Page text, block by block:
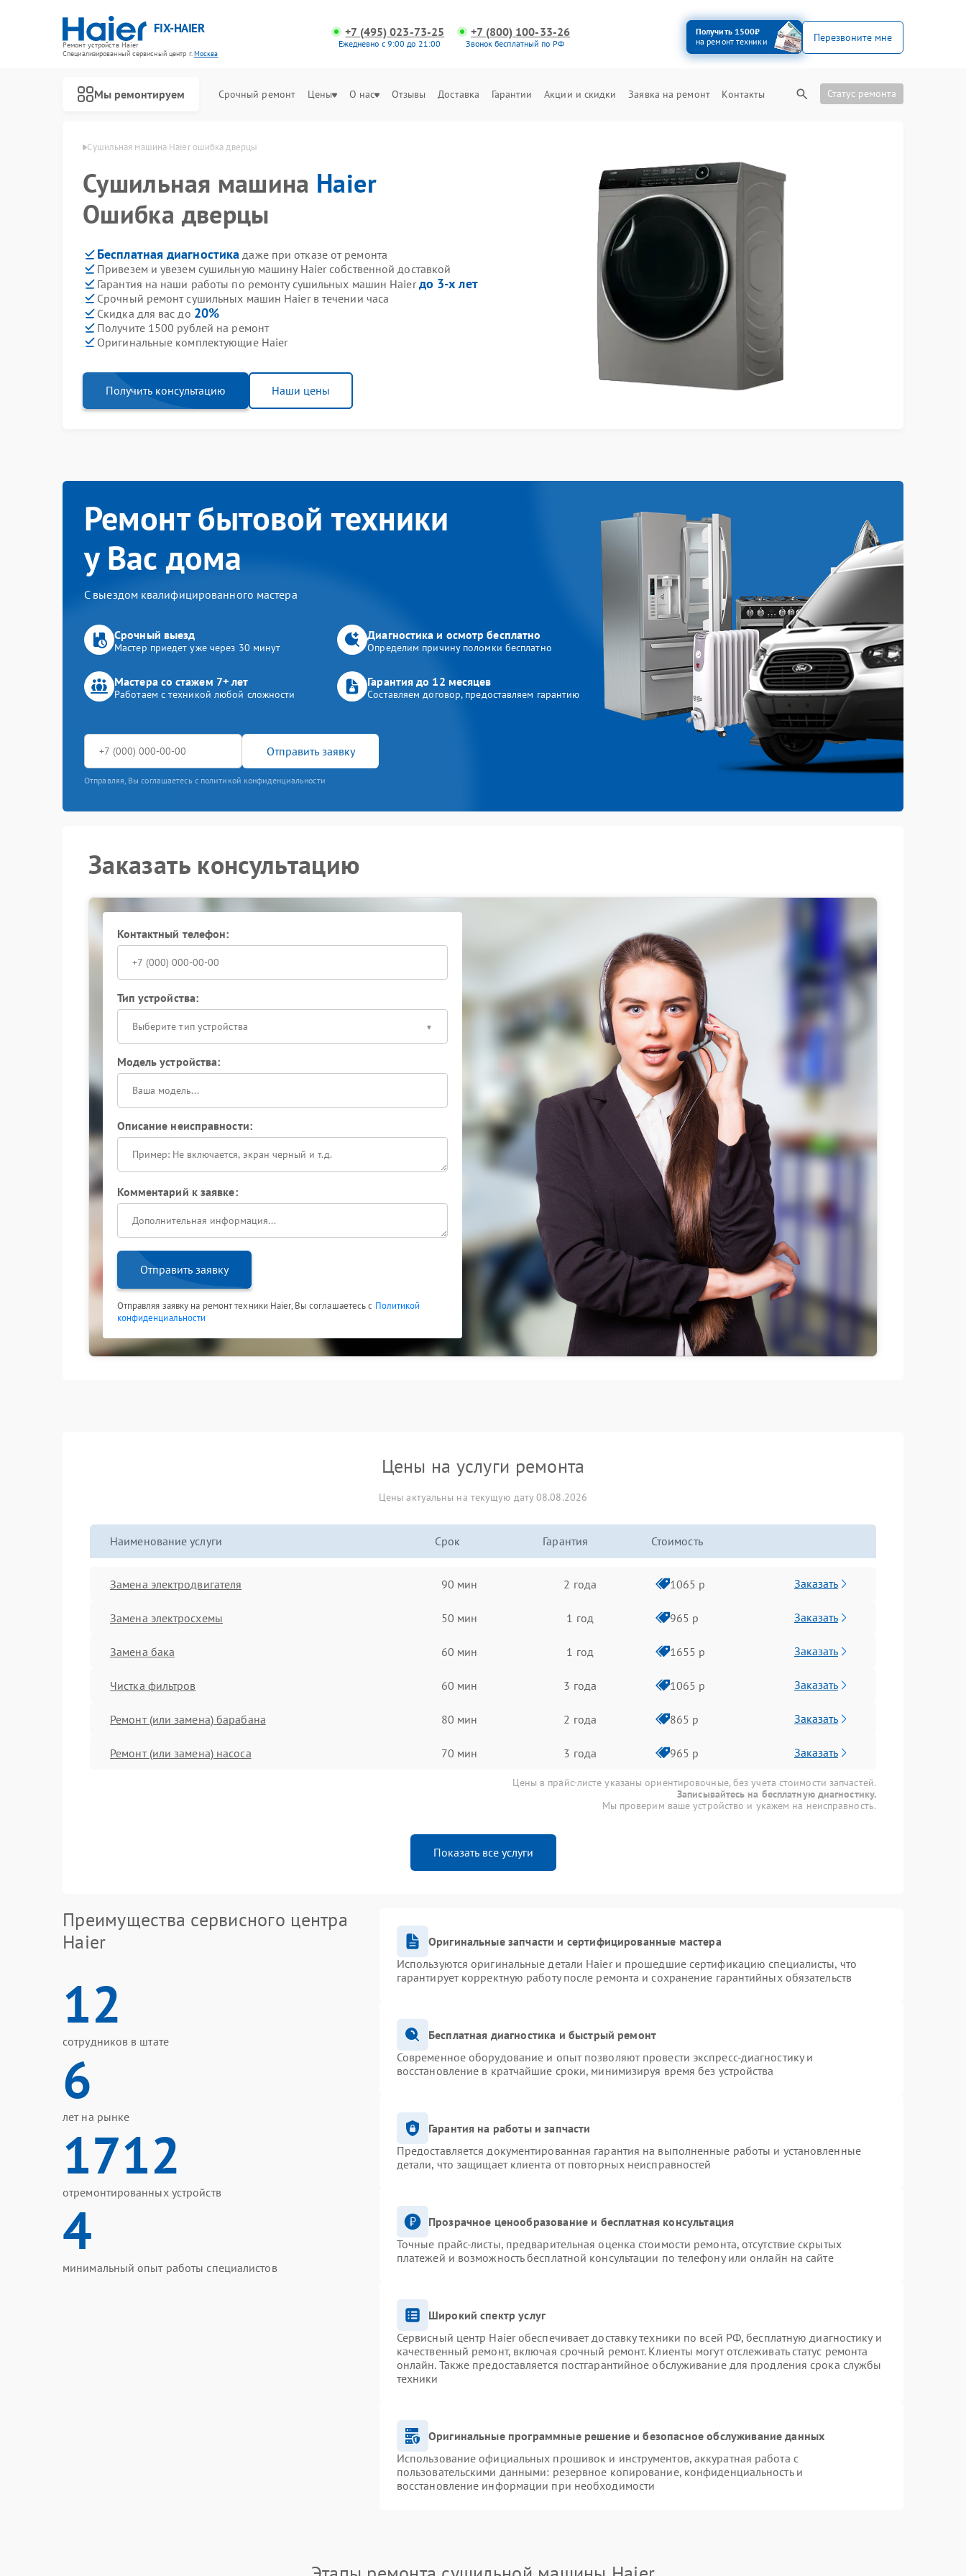
FIX-HAIER
Ремонт устройств Haier
Специализированный cервисный центр г.Москва
+7 (495) 023-73-25
Ежедневно с 9:00 до 21:00
+7 (800) 100-33-26
Звонок бесплатный по РФ
Получить 1500₽
на ремонт техники
Перезвоните мне
Мы ремонтируем Срочный ремонт Цены О нас Отзывы Доставка Гарантии Акции и скидки Заявка на ремонт Контакты Статус ремонта
Haier в Москве Сушильная машина Haier ошибка дверцы
Сушильная машина Haier
Ошибка дверцы
Бесплатная диагностика даже при отказе от ремонта
Привезем и увезем сушильную машину Haier собственной доставкой
Гарантия на наши работы по ремонту сушильных машин Haierдо 3-х лет
Срочный ремонт сушильных машин Haier в течении часа
Скидка для вас до 20%
Получите 1500 рублей на ремонт
Оригинальные комплектующие Haier
Получить консультацию Наши цены
Ремонт бытовой техники
у Вас дома
С выездом квалифицированного мастера
Срочный выезд
Мастер приедет уже через 30 минут
Диагностика и осмотр бесплатно
Определим причину поломки бесплатно
Мастера со стажем 7+ лет
Работаем с техникой любой сложности
Гарантия до 12 месяцев
Составляем договор, предоставляем гарантию
Отправить заявку
Отправляя, Вы соглашаетесь с политикой конфиденциальности
Заказать консультацию
Контактный телефон:
Тип устройства:
Выберите тип устройства
Модель устройства:
Описание неисправности:
Комментарий к заявке:
Отправить заявку
Отправляя заявку на ремонт техники Haier, Вы соглашаетесь с Политикой
конфиденциальности
Цены на услуги ремонта
Цены актуальны на текущую дату 08.08.2026
Наименование услуги Срок Гарантия Стоимость
Замена электродвигателя 90 мин 2 года 1065 р Заказать
Замена электросхемы 50 мин 1 год 965 р Заказать
Замена бака 60 мин 1 год 1655 р Заказать
Чистка фильтров 60 мин 3 года 1065 р Заказать
Ремонт (или замена) барабана 80 мин 2 года 865 р Заказать
Ремонт (или замена) насоса 70 мин 3 года 965 р Заказать
Цены в прайс-листе указаны ориентировочные, без учета стоимости запчастей.
Записывайтесь на бесплатную диагностику.
Мы проверим ваше устройство и укажем на неисправность.
Показать все услуги
Преимущества сервисного центра
Haier
12
сотрудников в штате
6
лет на рынке
1712
отремонтированных устройств
4
минимальный опыт работы специалистов
Оригинальные запчасти и сертифицированные мастера
Используются оригинальные детали Haier и прошедшие сертификацию специалисты, что
гарантирует корректную работу после ремонта и сохранение гарантийных обязательств
Бесплатная диагностика и быстрый ремонт
Современное оборудование и опыт позволяют провести экспресс-диагностику и
восстановление в кратчайшие сроки, минимизируя время без устройства
Гарантия на работы и запчасти
Предоставляется документированная гарантия на выполненные работы и установленные
детали, что защищает клиента от повторных неисправностей
Прозрачное ценообразование и бесплатная консультация
Точные прайс-листы, предварительная оценка стоимости ремонта, отсутствие скрытых
платежей и возможность бесплатной консультации по телефону или онлайн на сайте
Широкий спектр услуг
Сервисный центр Haier обеспечивает доставку техники по всей РФ, бесплатную диагностику и
качественный ремонт, включая срочный ремонт. Клиенты могут отслеживать статус ремонта
онлайн. Также предоставляется постгарантийное обслуживание для продления срока службы
техники
Оригинальные программные решение и безопасное обслуживание данных
Использование официальных прошивок и инструментов, аккуратная работа с
пользовательскими данными: резервное копирование, конфиденциальность и
восстановление информации при необходимости